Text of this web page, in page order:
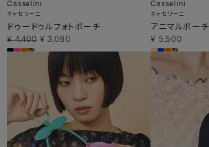
Casselini
キャセリーニ
ドゥードゥルフォトポーチ
¥ 4,400 ¥ 3,080
Casselini
キャセリーニ
アニマルポーチ
¥ 5,500